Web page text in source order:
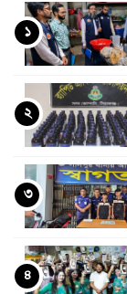
১
২
৩
৪